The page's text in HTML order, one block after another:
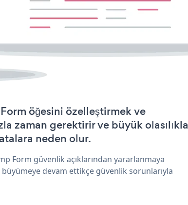
öğesini özelleştirmek ve
zaman gerektirir ve büyük olasılıkla
neden olur.
Form güvenlik açıklarından yararlanmaya
devam ettikçe güvenlik sorunlarıyla